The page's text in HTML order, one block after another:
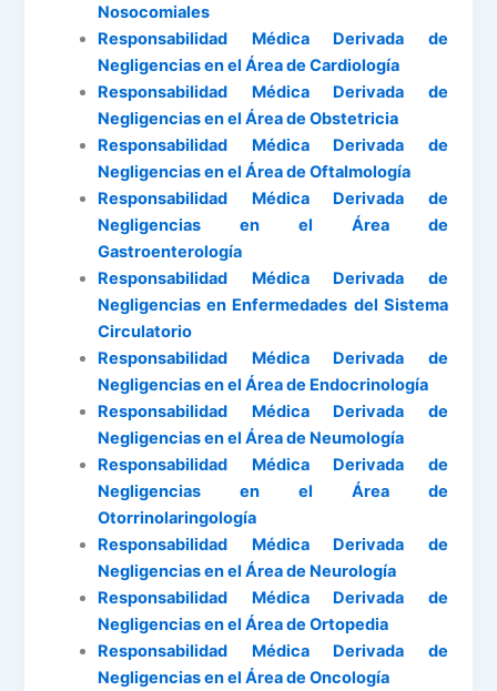
Nosocomiales
Responsabilidad Médica Derivada de
Negligencias en el Área de Cardiología
Responsabilidad Médica Derivada de
Negligencias en el Área de Obstetricia
Responsabilidad Médica Derivada de
Negligencias en el Área de Oftalmología
Responsabilidad Médica Derivada de
Negligencias en el Área de
Gastroenterología
Responsabilidad Médica Derivada de
Negligencias en Enfermedades del Sistema
Circulatorio
Responsabilidad Médica Derivada de
Negligencias en el Área de Endocrinología
Responsabilidad Médica Derivada de
Negligencias en el Área de Neumología
Responsabilidad Médica Derivada de
Negligencias en el Área de
Otorrinolaringología
Responsabilidad Médica Derivada de
Negligencias en el Área de Neurología
Responsabilidad Médica Derivada de
Negligencias en el Área de Ortopedia
Responsabilidad Médica Derivada de
Negligencias en el Área de Oncología